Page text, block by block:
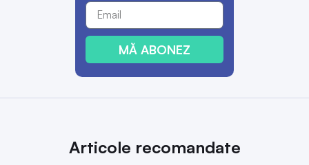
MĂ ABONEZ
Articole recomandate